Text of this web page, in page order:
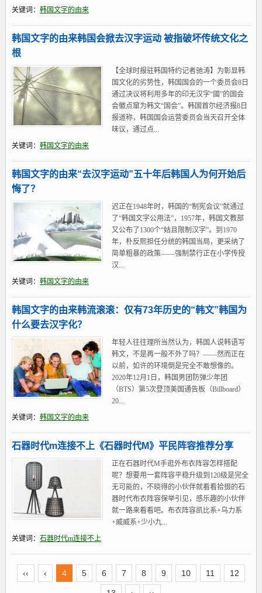
关键词： 韩国文字的由来
韩国文字的由来韩国会掀去汉字运动 被指破坏传统文化之
根
【全球时报驻韩国特约记者驰涛】为彰显韩
国文化的劣势性，韩国国会的一个委员会8日
通过决议将利用多年的印无汉字“國”的国会
会徽点窜为韩文“国会”。韩国首尔经济报8日
报道称，韩国国会运营委员会当天召开全体
味议，通过点...
关键词： 韩国文字的由来
韩国文字的由来“去汉字运动”五十年后韩国人为何开始后
悔了？
迟正在1948年时，韩国的“制宪会议”就通过
了“韩国文字公用法”，1957年，韩国文教部
又公布了1300个“姑且限制汉字”。到1970
年，朴反熙担任分统的韩国当局，更采纳了
简单粗暴的政策——强制禁行正在小学传授
汉...
关键词： 韩国文字的由来
韩国文字的由来韩流滚滚：仅有73年历史的“韩文”韩国为
什么要去汉字化？
年轻人往往理所当然认为，韩国人说韩语写
韩文，不是再一般不外了吗？——然而正在
以前，如许的环境倒是完全不敢想像的。
2020年12月1日，韩国男团防弹少年团
（BTS）第5次登顶美国通告板（Billboard）
20...
关键词： 韩国文字的由来
石器时代m连接不上《石器时代M》平民阵容推荐分享
正在石器时代M手逛外布衣阵容怎样搭配
呢？想要用一套阵容平稳升级到120级是完全
无可能的，不晓得的小伙伴就看看拾掇的石
器时代布衣阵容保举引见，感乐趣的小伙伴
就一路来看看吧。布衣阵容凯比系+乌力系
+威威系+少小九...
关键词： 石器时代m连接不上
‹‹ ‹ 4 5 6 7 8 9 10 11 12